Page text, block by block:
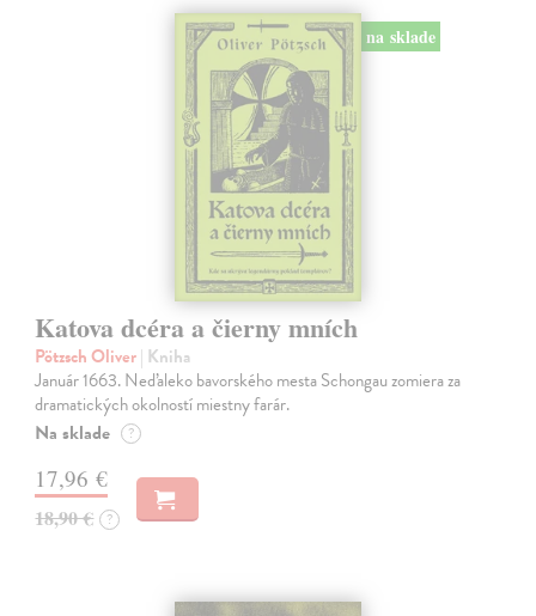
na sklade
Katova dcéra a čierny mních
Pötzsch Oliver| Kniha
Január 1663. Neďaleko bavorského mesta Schongau zomiera za
dramatických okolností miestny farár.
Na sklade ?
17,96 €
18,90 € ?